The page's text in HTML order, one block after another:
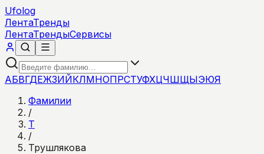
Ufolog
ЛентаТренды
ЛентаТрендыСервисы
АБВГДЕЖЗИЙКЛМНОПРСТУФХЦЧШЩЫЭЮЯ
Фамилии
/
Т
/
Трушлякова